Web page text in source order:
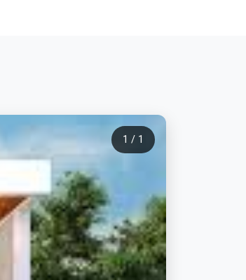
1 / 1